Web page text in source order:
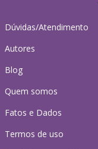
Dúvidas/Atendimento
Autores
Blog
Quem somos
Fatos e Dados
Termos de uso